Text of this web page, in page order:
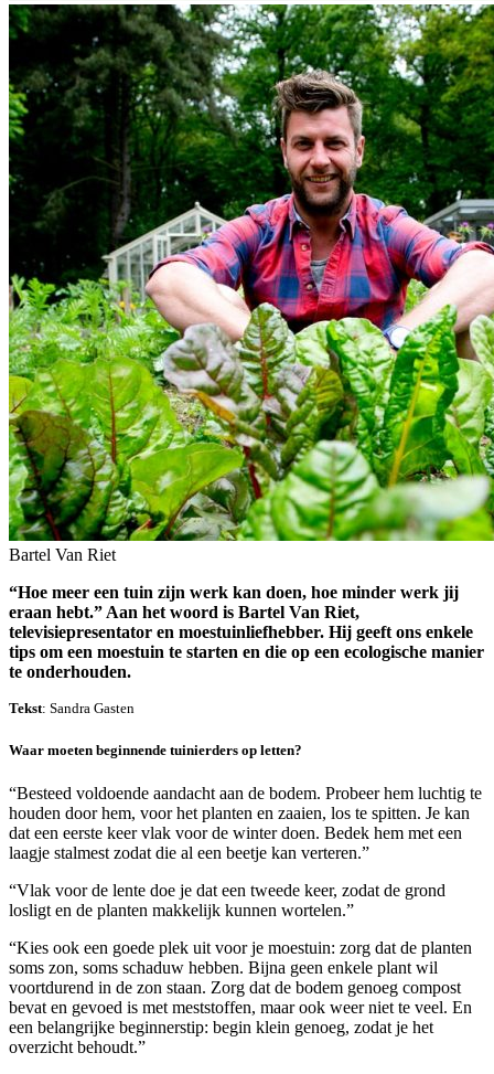
Bartel Van Riet
“Hoe meer een tuin zijn werk kan doen, hoe minder werk jij
eraan hebt.” Aan het woord is Bartel Van Riet,
televisiepresentator en moestuinliefhebber. Hij geeft ons enkele
tips om een moestuin te starten en die op een ecologische manier
te onderhouden.
Tekst: Sandra Gasten
Waar moeten beginnende tuinierders op letten?
“Besteed voldoende aandacht aan de bodem. Probeer hem luchtig te
houden door hem, voor het planten en zaaien, los te spitten. Je kan
dat een eerste keer vlak voor de winter doen. Bedek hem met een
laagje stalmest zodat die al een beetje kan verteren.”
“Vlak voor de lente doe je dat een tweede keer, zodat de grond
losligt en de planten makkelijk kunnen wortelen.”
“Kies ook een goede plek uit voor je moestuin: zorg dat de planten
soms zon, soms schaduw hebben. Bijna geen enkele plant wil
voortdurend in de zon staan. Zorg dat de bodem genoeg compost
bevat en gevoed is met meststoffen, maar ook weer niet te veel. En
een belangrijke beginnerstip: begin klein genoeg, zodat je het
overzicht behoudt.”